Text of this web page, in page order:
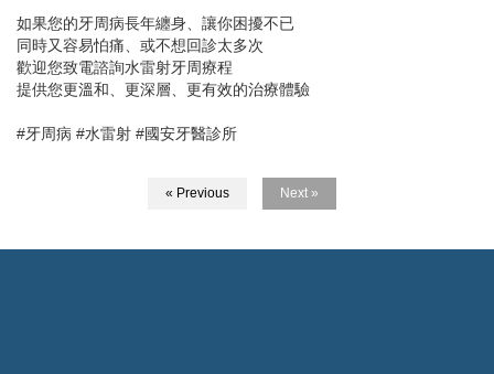
如果您的牙周病長年纏身、讓你困擾不已
同時又容易怕痛、或不想回診太多次
歡迎您致電諮詢水雷射牙周療程
提供您更溫和、更深層、更有效的治療體驗
#牙周病 #水雷射 #國安牙醫診所
« Previous Next »